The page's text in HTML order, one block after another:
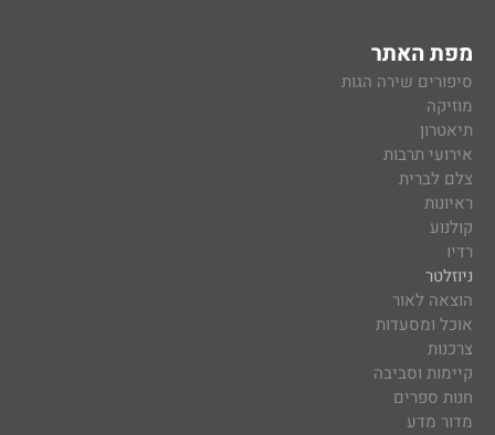
מפת האתר
סיפורים שירה הגות
מוזיקה
תיאטרון
אירועי תרבות
צלם לברית
ראיונות
קולנוע
רדיו
ניוזלטר
הוצאה לאור
אוכל ומסעדות
צרכנות
קיימות וסביבה
חנות ספרים
מדור מדע